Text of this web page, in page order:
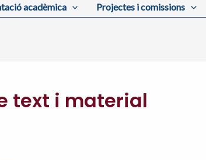
acadèmica Projectes i comissions
text i material